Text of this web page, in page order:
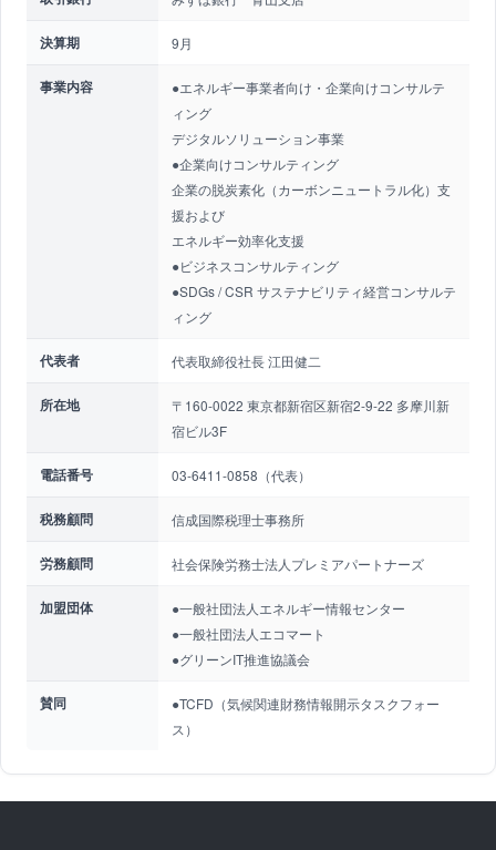
決算期 9月
事業内容
●エネルギー事業者向け・企業向けコンサルテ
ィング
デジタルソリューション事業
●企業向けコンサルティング
企業の脱炭素化（カーボンニュートラル化）支
援および
エネルギー効率化支援
●ビジネスコンサルティング
●SDGs / CSR サステナビリティ経営コンサルテ
ィング
代表者 代表取締役社長 江田健二
所在地
〒160-0022 東京都新宿区新宿2-9-22 多摩川新
宿ビル3F
電話番号 03-6411-0858（代表）
税務顧問 信成国際税理士事務所
労務顧問 社会保険労務士法人プレミアパートナーズ
加盟団体
●一般社団法人エネルギー情報センター
●一般社団法人エコマート
●グリーンIT推進協議会
賛同
●TCFD（気候関連財務情報開示タスクフォー
ス）